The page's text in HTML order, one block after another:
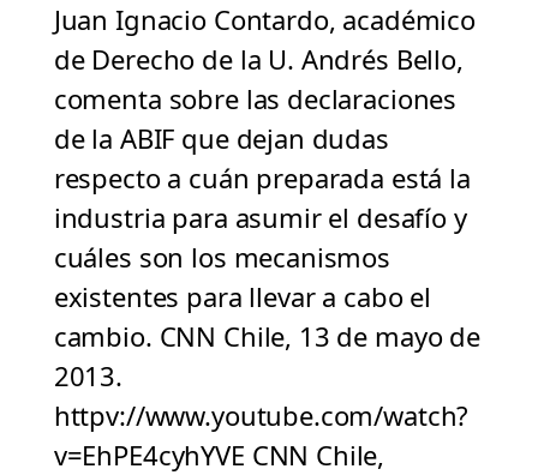
Juan Ignacio Contardo, académico
de Derecho de la U. Andrés Bello,
comenta sobre las declaraciones
de la ABIF que dejan dudas
respecto a cuán preparada está la
industria para asumir el desafío y
cuáles son los mecanismos
existentes para llevar a cabo el
cambio. CNN Chile, 13 de mayo de
2013.
httpv://www.youtube.com/watch?
v=EhPE4cyhYVE CNN Chile,